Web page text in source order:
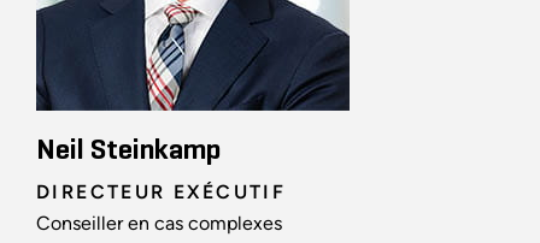
Neil Steinkamp
DIRECTEUR EXÉCUTIF
Conseiller en cas complexes